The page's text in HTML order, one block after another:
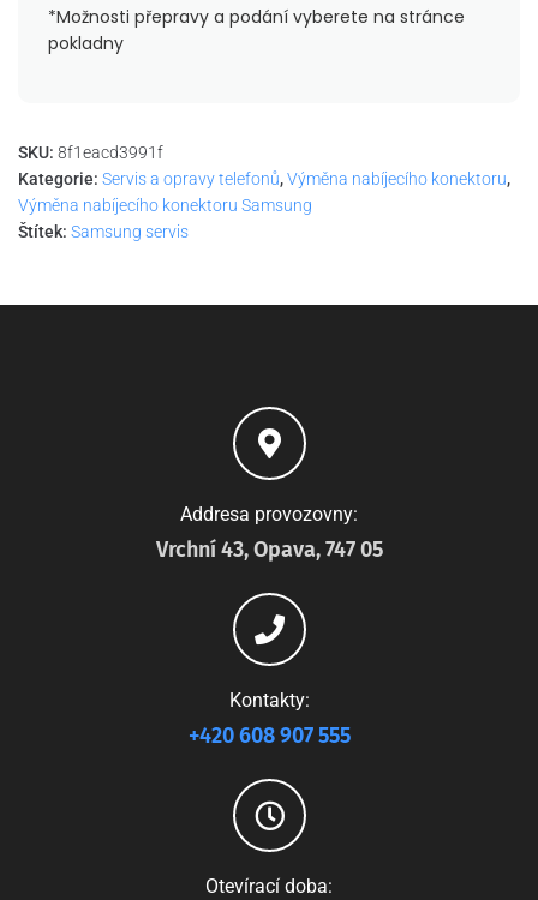
*Možnosti přepravy a podání vyberete na stránce
pokladny
SKU: 8f1eacd3991f
Kategorie: Servis a opravy telefonů,Výměna nabíjecího konektoru,
Výměna nabíjecího konektoru Samsung
Štítek: Samsung servis
Addresa provozovny:
Vrchní 43, Opava, 747 05
Kontakty:
+420 608 907 555
Otevírací doba: